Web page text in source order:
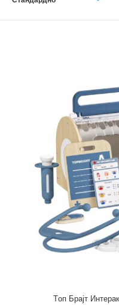
Tоп Брајт
Tоп Брајт